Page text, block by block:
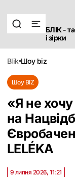
БЛІК -
і зірки
blik шоу biz
Шоу BIZ
«Я не хочу
на
LELÉKA
9 липня 2026, 11:21